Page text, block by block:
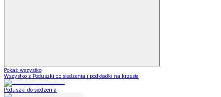
Pokaż wszystko
Wszystko z Poduszki do siedzenia i podkładki na krzesła
Poduszki do siedzenia